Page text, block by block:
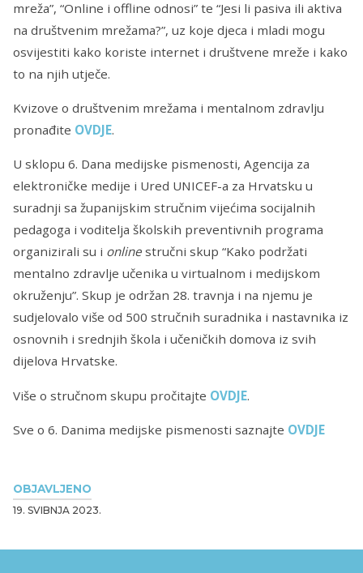
OBJAVLJENO
19. SVIBNJA 2023.
mreža”, “Online i offline odnosi” te “Jesi li pasiva ili aktiva
na društvenim mrežama?”, uz koje djeca i mladi mogu
osvijestiti kako koriste internet i društvene mreže i kako
to na njih utječe.
Kvizove o društvenim mrežama i mentalnom zdravlju
pronađite OVDJE.
U sklopu 6. Dana medijske pismenosti, Agencija za
elektroničke medije i Ured UNICEF-a za Hrvatsku u
suradnji sa županijskim stručnim vijećima socijalnih
pedagoga i voditelja školskih preventivnih programa
organizirali su i online stručni skup “Kako podržati
mentalno zdravlje učenika u virtualnom i medijskom
okruženju”. Skup je održan 28. travnja i na njemu je
sudjelovalo više od 500 stručnih suradnika i nastavnika iz
osnovnih i srednjih škola i učeničkih domova iz svih
dijelova Hrvatske.
Više o stručnom skupu pročitajte OVDJE.
Sve o 6. Danima medijske pismenosti saznajte OVDJE